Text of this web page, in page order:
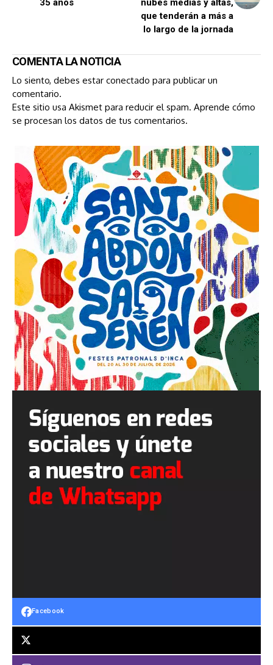
35 años
nubes medias y altas,
que tenderán a más a
lo largo de la jornada
COMENTA LA NOTICIA
Lo siento, debes estar conectado para publicar un
comentario.
Este sitio usa Akismet para reducir el spam. Aprende cómo
se procesan los datos de tus comentarios.
Facebook